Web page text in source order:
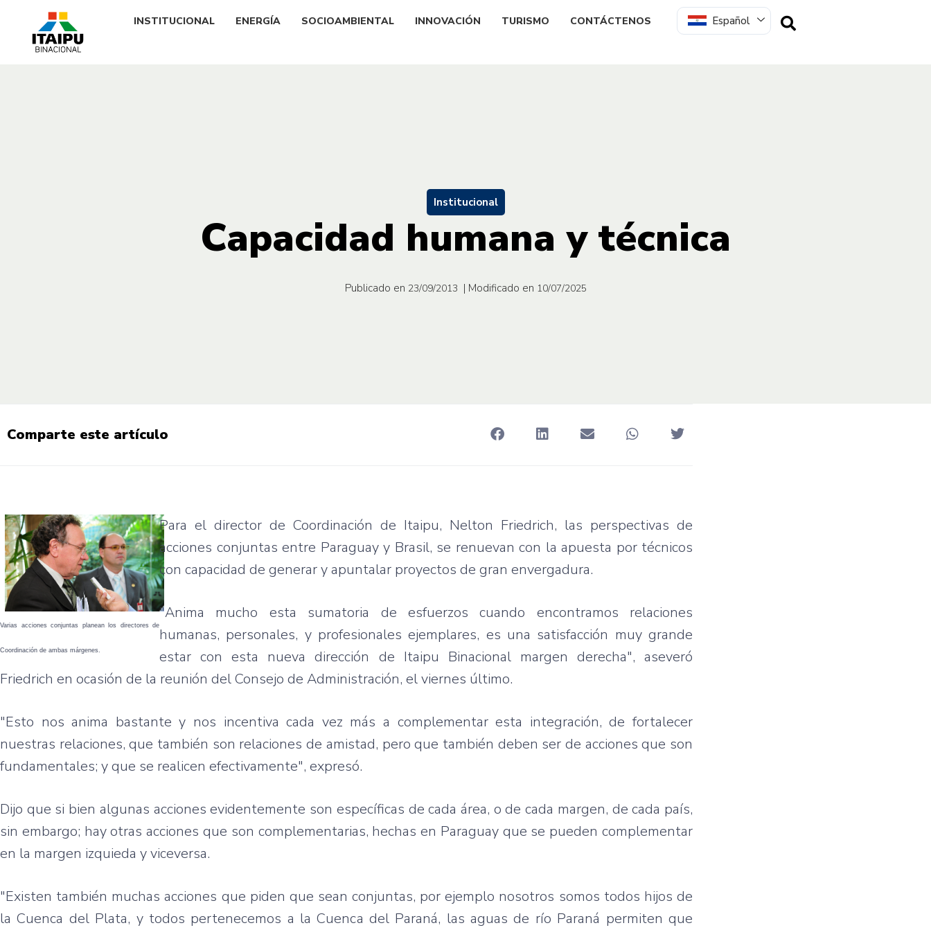
INSTITUCIONAL ENERGÍA SOCIOAMBIENTAL INNOVACIÓN TURISMO CONTÁCTENOS Español
Institucional
Capacidad humana y técnica
Publicado en 23/09/2013 | Modificado en 10/07/2025
Comparte este artículo
Varias acciones conjuntas planean los directores de
Coordinación de ambas márgenes.
Para el director de Coordinación de Itaipu, Nelton Friedrich, las perspectivas de
acciones conjuntas entre Paraguay y Brasil, se renuevan con la apuesta por técnicos
con capacidad de generar y apuntalar proyectos de gran envergadura.
"Anima mucho esta sumatoria de esfuerzos cuando encontramos relaciones
humanas, personales, y profesionales ejemplares, es una satisfacción muy grande
estar con esta nueva dirección de Itaipu Binacional margen derecha", aseveró
Friedrich en ocasión de la reunión del Consejo de Administración, el viernes último.
"Esto nos anima bastante y nos incentiva cada vez más a complementar esta integración, de fortalecer
nuestras relaciones, que también son relaciones de amistad, pero que también deben ser de acciones que son
fundamentales; y que se realicen efectivamente", expresó.
Dijo que si bien algunas acciones evidentemente son específicas de cada área, o de cada margen, de cada país,
sin embargo; hay otras acciones que son complementarias, hechas en Paraguay que se pueden complementar
en la margen izquieda y viceversa.
"Existen también muchas acciones que piden que sean conjuntas, por ejemplo nosotros somos todos hijos de
la Cuenca del Plata, y todos pertenecemos a la Cuenca del Paraná, las aguas de río Paraná permiten que